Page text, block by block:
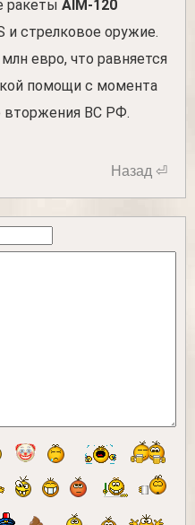
ракеты AIM-120
и стрелковое оружие.
евро, что равняется
помощи с момента
вторжения ВС РФ.
Назад ⏎